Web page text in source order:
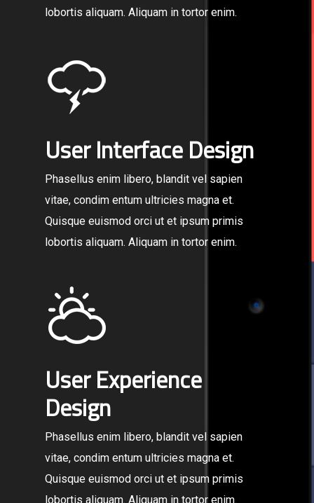
lobortis aliquam. Aliquam in tortor enim.
User Interface Design
Phasellus enim libero, blandit vel sapien
vitae, condim entum ultricies magna et.
Quisque euismod orci ut et ipsum primis
lobortis aliquam. Aliquam in tortor enim.
User Experience
Design
Phasellus enim libero, blandit vel sapien
vitae, condim entum ultricies magna et.
Quisque euismod orci ut et ipsum primis
lobortis aliquam. Aliquam in tortor enim.